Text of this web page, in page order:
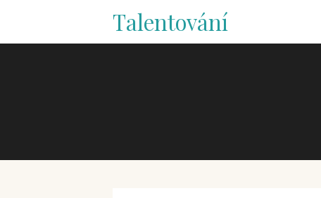
Talentování